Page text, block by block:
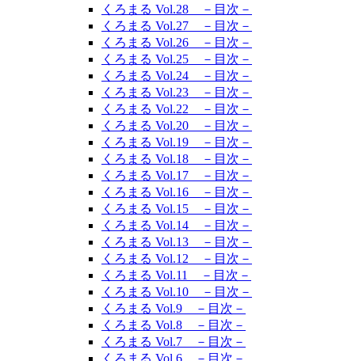
くろまる Vol.28 －目次－
くろまる Vol.27 －目次－
くろまる Vol.26 －目次－
くろまる Vol.25 －目次－
くろまる Vol.24 －目次－
くろまる Vol.23 －目次－
くろまる Vol.22 －目次－
くろまる Vol.20 －目次－
くろまる Vol.19 －目次－
くろまる Vol.18 －目次－
くろまる Vol.17 －目次－
くろまる Vol.16 －目次－
くろまる Vol.15 －目次－
くろまる Vol.14 －目次－
くろまる Vol.13 －目次－
くろまる Vol.12 －目次－
くろまる Vol.11 －目次－
くろまる Vol.10 －目次－
くろまる Vol.9 －目次－
くろまる Vol.8 －目次－
くろまる Vol.7 －目次－
くろまる Vol.6 －目次－